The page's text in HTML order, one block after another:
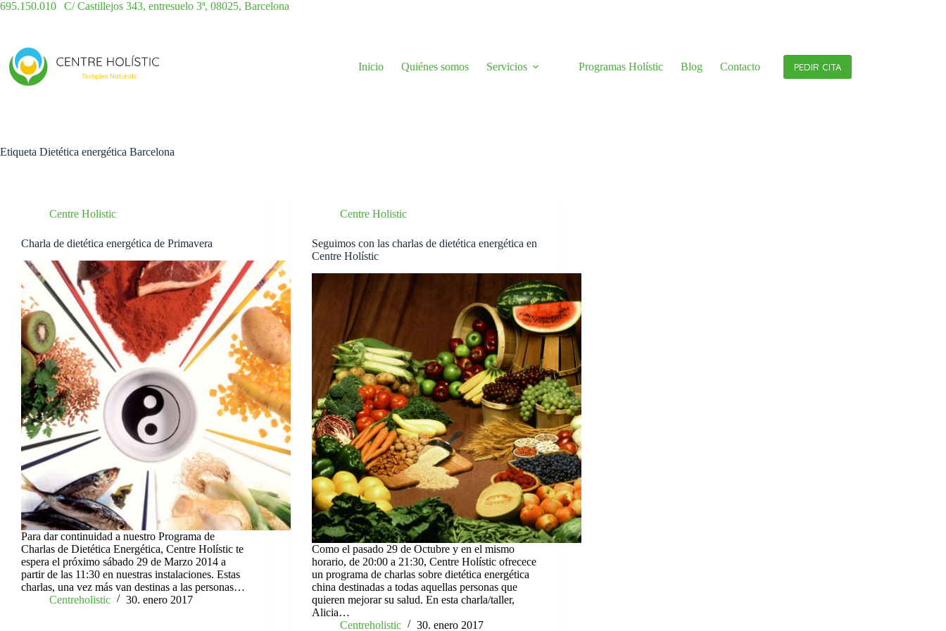
Saltar
695.150.010 C/ Castillejos 343, entresuelo 3ª, 08025, Barcelona
Inicio Quiénes somos Servicios Programas Holístic Blog Contacto PEDIR CITA
Etiqueta Dietética energética Barcelona
Centre Holistic
Charla de dietética energética de Primavera
Para dar continuidad a nuestro Programa de
Charlas de Dietética Energética, Centre Holístic te
espera el próximo sábado 29 de Marzo 2014 a
partir de las 11:30 en nuestras instalaciones. Estas
charlas, una vez más van destinas a las personas…
Centreholistic
30. enero 2017
Centre Holistic
Seguimos con las charlas de dietética energética en
Centre Holístic
Como el pasado 29 de Octubre y en el mismo
horario, de 20:00 a 21:30, Centre Holístic ofrecece
un programa de charlas sobre dietética energética
china destinadas a todas aquellas personas que
quieren mejorar su salud. En esta charla/taller,
Alicia…
Centreholistic
30. enero 2017